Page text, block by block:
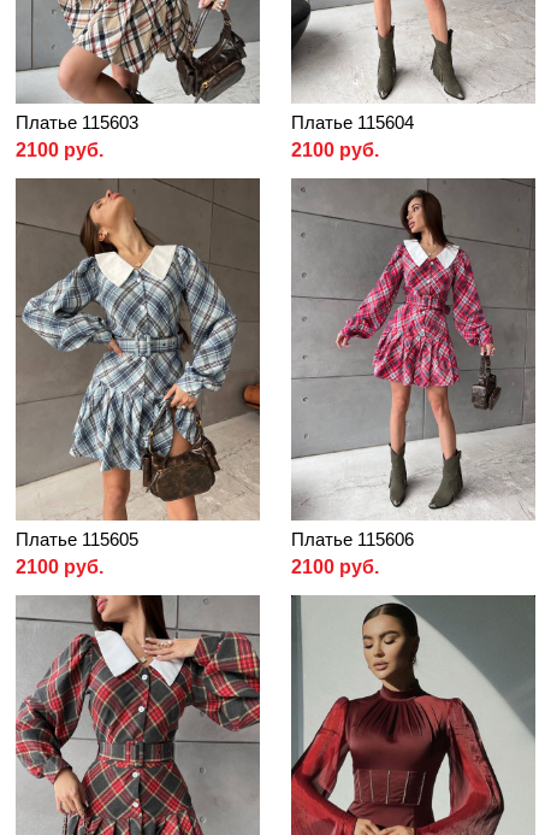
Платье 115603
2100 руб.
Платье 115604
2100 руб.
Платье 115605
2100 руб.
Платье 115606
2100 руб.